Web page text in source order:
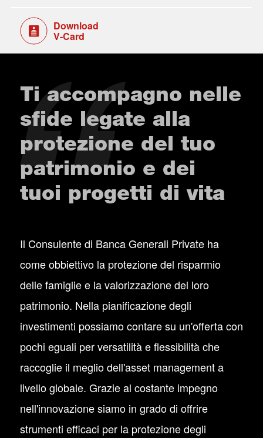
Download
V-Card
Ti accompagno nelle
sfide legate alla
protezione del tuo
patrimonio e dei
tuoi progetti di vita
Il Consulente di Banca Generali Private ha
come obbiettivo la protezione del risparmio
delle famiglie e la valorizzazione del loro
patrimonio. Nella pianificazione degli
investimenti possiamo contare su un'offerta con
pochi eguali per versatilità e flessibilità che
raccoglie il meglio dell'asset management a
livello globale. Grazie al costante impegno
nell'innovazione siamo in grado di offrire
strumenti efficaci per la protezione degli